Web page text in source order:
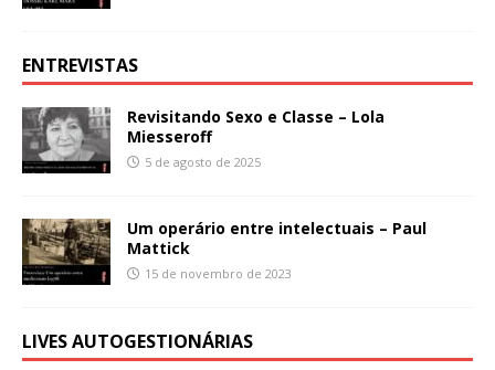
ENTREVISTAS
Revisitando Sexo e Classe – Lola
Miesseroff
5 de agosto de 2025
Um operário entre intelectuais – Paul
Mattick
15 de novembro de 2023
LIVES AUTOGESTIONÁRIAS